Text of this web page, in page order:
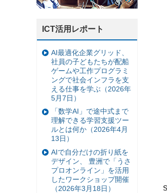
ICT活用レポート
AI最適化企業グリッド、
社員の子どもたちが配船
ゲームや工作プログラミ
ングで社会インフラを支
える仕事を学ぶ（2026年
5月7日）
「数学AI」で途中式まで
理解できる学習支援ツー
ルとは何か（2026年4月
13日）
AIで自分だけの折り紙を
デザイン、 豊洲で「うさ
プロオンライン」を活用
したワークショップ開催
（2026年3月18日）